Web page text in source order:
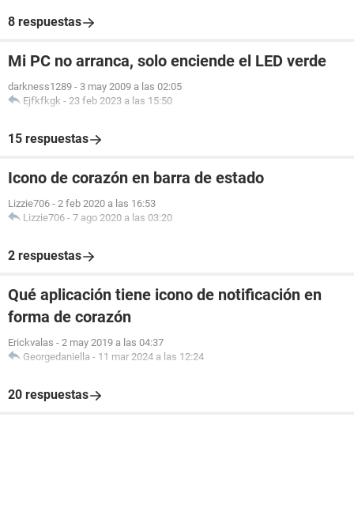
8 respuestas
Mi PC no arranca, solo enciende el LED verde
darkness1289 - 3 may 2009 a las 02:05
Ejfkfkgk - 23 feb 2023 a las 15:50
15 respuestas
Icono de corazón en barra de estado
Lizzie706 - 2 feb 2020 a las 16:53
Lizzie706 - 7 ago 2020 a las 03:20
2 respuestas
Qué aplicación tiene icono de notificación en
forma de corazón
Erickvalas - 2 may 2019 a las 04:37
Georgedaniella - 11 mar 2024 a las 12:24
20 respuestas